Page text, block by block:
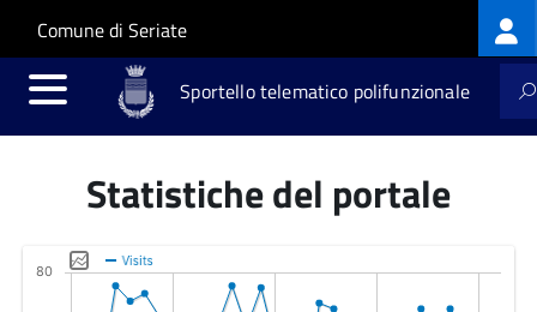
Salta al contenuto principale
Skip to site navigation
Comune di Seriate
Sportello telematico polifunzionale
Statistiche del portale